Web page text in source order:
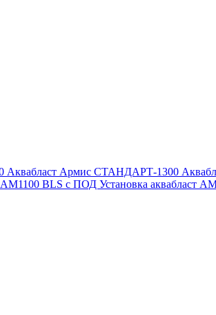
Аквабласт Армис СТАНДАРТ-1300
AM1100 BLS с ПОД Установка аквабласт